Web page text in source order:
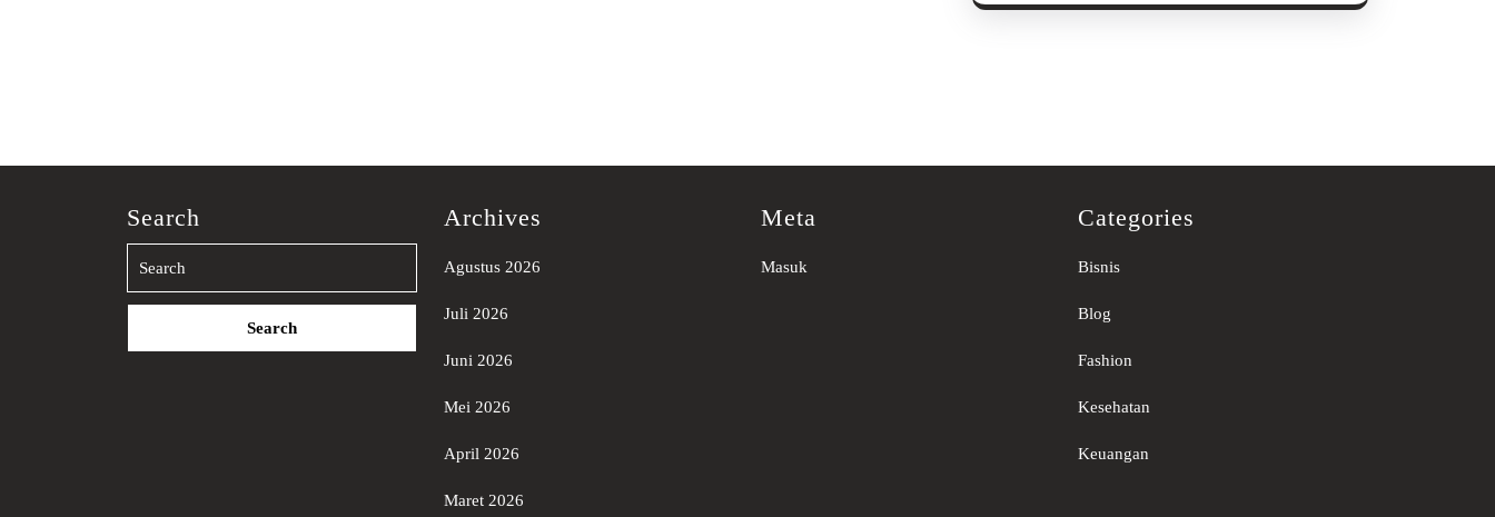
Search
Search
Archives
Agustus 2026
Juli 2026
Juni 2026
Mei 2026
April 2026
Maret 2026
Meta
Masuk
Categories
Bisnis
Blog
Fashion
Kesehatan
Keuangan